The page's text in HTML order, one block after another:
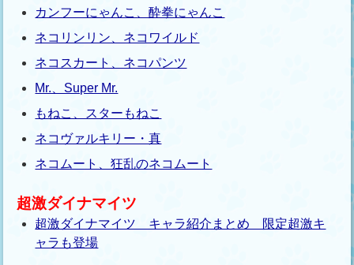
カンフーにゃんこ、酔拳にゃんこ
ネコリンリン、ネコワイルド
ネコスカート、ネコパンツ
Mr.、Super Mr.
もねこ、スターもねこ
ネコヴァルキリー・真
ネコムート、狂乱のネコムート
超激ダイナマイツ
超激ダイナマイツ キャラ紹介まとめ 限定超激キ
ャラも登場